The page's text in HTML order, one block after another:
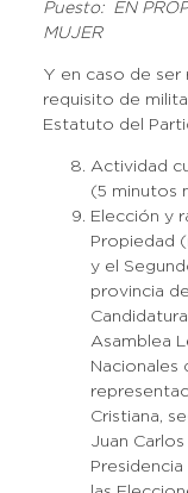
Puesto: EN
MUJER
Y en caso de ser
requisito de
Estatuto del
Actividad
(5 minutos
Elección y
Propiedad
y el
provincia
Asamblea
Nacionales
Cristiana,
Juan